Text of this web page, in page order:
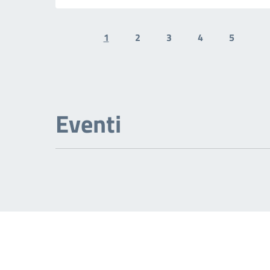
Previous page
1 2 3 4 5
Eventi